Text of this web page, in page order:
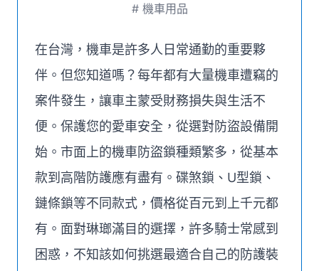
# 機車用品
在台灣，機車是許多人日常通勤的重要夥
伴。但您知道嗎？每年都有大量機車遭竊的
案件發生，讓車主蒙受財務損失與生活不
便。保護您的愛車安全，從選對防盜設備開
始。市面上的機車防盜鎖種類繁多，從基本
款到高階防護應有盡有。碟煞鎖、U型鎖、
鏈條鎖等不同款式，價格從百元到上千元都
有。面對琳瑯滿目的選擇，許多騎士常感到
困惑，不知該如何挑選最適合自己的防護裝